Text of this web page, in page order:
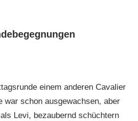
einem anderen Cavalier
war schon ausgewachsen, aber
Levi, bezaubernd schüchtern